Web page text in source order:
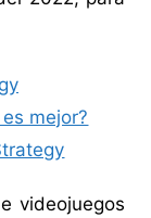
mejor?
videojuegos